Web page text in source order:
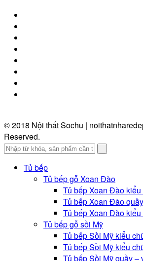
© 2018 Nội thất Sochu |
Reserved.
Tủ bếp
Tủ bếp gỗ Xoan Đào
Tủ bếp Xoan Đào
Tủ bếp Xoan Đào
Tủ bếp Xoan Đào kiểu
Tủ bếp gỗ sồi Mỹ
Tủ bếp Sồi Mỹ kiểu
Tủ bếp Sồi Mỹ kiểu
Tủ bếp Sồi Mỹ quầy –